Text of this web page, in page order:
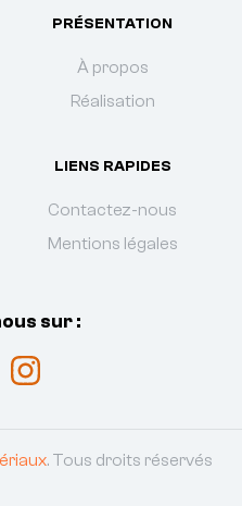
PRÉSENTATION
À propos
Réalisation
LIENS RAPIDES
Contactez-nous
Mentions légales
sur :
. Tous droits réservés